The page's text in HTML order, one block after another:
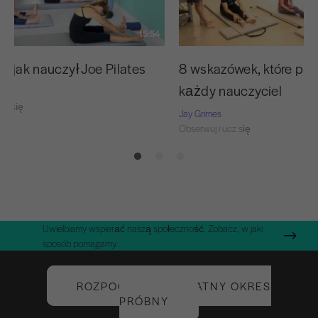
15:54
jak nauczył Joe Pilates
się
8 wskazówek, które
każdy nauczyciel
Jay Grimes
Obserwuj i ucz się
Uwielbiamy wspierać naszą społeczność. Zobacz, w jaki
sposób pomagamy.
ROZPOCZNIJ BEZPŁATNY OKRES
PRÓBNY